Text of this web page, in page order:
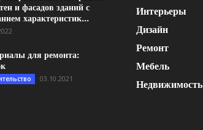
и фасадов зданий с
характеристик...
для ремонта:
03.10.2021
Интерьеры
Дизайн
Ремонт
Мебель
Недвижимость